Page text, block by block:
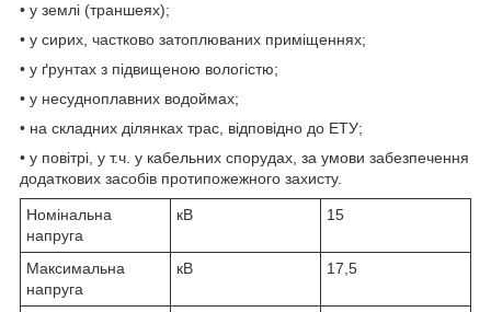
• у землі (траншеях);
• у сирих, частково затоплюваних приміщеннях;
• у ґрунтах з підвищеною вологістю;
• у несудноплавних водоймах;
• на складних ділянках трас, відповідно до ЕТУ;
• у повітрі, у т.ч. у кабельних спорудах, за умови забезпечення
додаткових засобів протипожежного захисту.
Номінальна
напруга
кВ 15
Максимальна
напруга
кВ 17,5